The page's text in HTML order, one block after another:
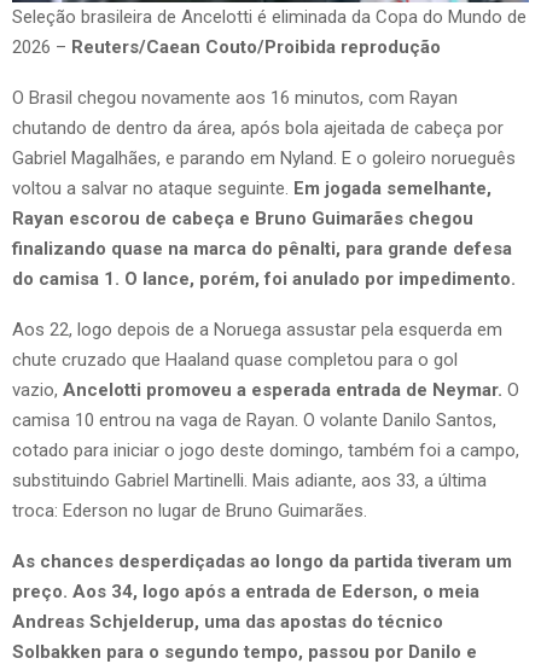
Seleção brasileira de Ancelotti é eliminada da Copa do Mundo de
2026 – Reuters/Caean Couto/Proibida reprodução
O Brasil chegou novamente aos 16 minutos, com Rayan
chutando de dentro da área, após bola ajeitada de cabeça por
Gabriel Magalhães, e parando em Nyland. E o goleiro norueguês
voltou a salvar no ataque seguinte. Em jogada semelhante,
Rayan escorou de cabeça e Bruno Guimarães chegou
finalizando quase na marca do pênalti, para grande defesa
do camisa 1. O lance, porém, foi anulado por impedimento.
Aos 22, logo depois de a Noruega assustar pela esquerda em
chute cruzado que Haaland quase completou para o gol
vazio, Ancelotti promoveu a esperada entrada de Neymar. O
camisa 10 entrou na vaga de Rayan. O volante Danilo Santos,
cotado para iniciar o jogo deste domingo, também foi a campo,
substituindo Gabriel Martinelli. Mais adiante, aos 33, a última
troca: Ederson no lugar de Bruno Guimarães.
As chances desperdiçadas ao longo da partida tiveram um
preço. Aos 34, logo após a entrada de Ederson, o meia
Andreas Schjelderup, uma das apostas do técnico
Solbakken para o segundo tempo, passou por Danilo e